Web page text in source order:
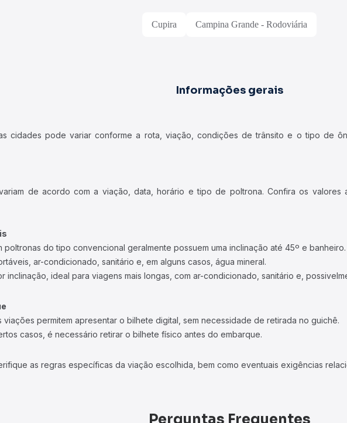
Cupira Campina Grande - Rodoviária
Informações gerais
cidades pode variar conforme a rota, viação, condições de trânsito e o tipo de
de acordo com a viação, data, horário e tipo de poltrona. Confira os valores
poltronas do tipo convencional geralmente possuem uma inclinação até 45º e banheiro.
ar-condicionado, sanitário e, em alguns casos, água mineral.
inclinação, ideal para viagens mais longas, com ar-condicionado, sanitário e,
viações permitem apresentar o bilhete digital, sem necessidade de retirada no guichê.
casos, é necessário retirar o bilhete físico antes do embarque.
as regras específicas da viação escolhida, bem como eventuais exigências
Perguntas Frequentes